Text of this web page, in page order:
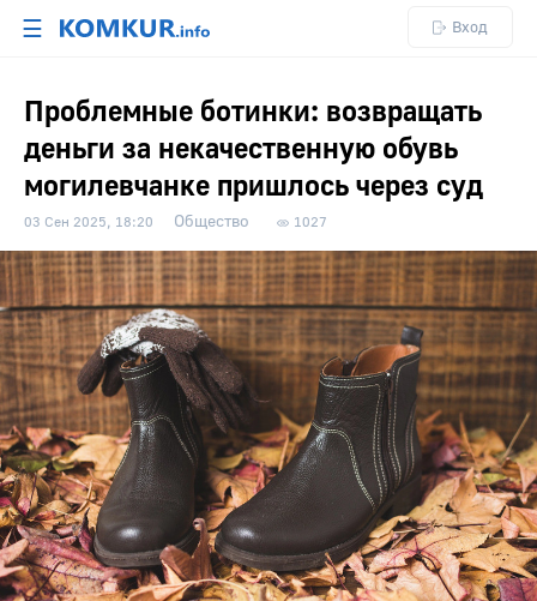
☰ Вход
Проблемные ботинки: возвращать
деньги за некачественную обувь
могилевчанке пришлось через суд
03 Сен 2025, 18:20 Общество 1027